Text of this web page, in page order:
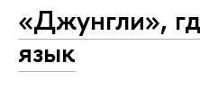
«Джунгли»,
язык